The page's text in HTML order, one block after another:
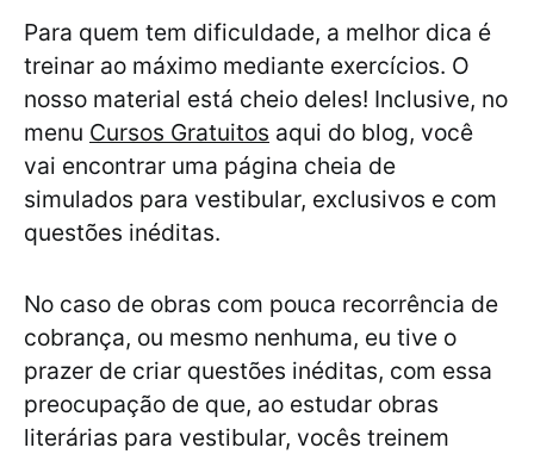
Para quem tem dificuldade, a melhor dica é
treinar ao máximo mediante exercícios. O
nosso material está cheio deles! Inclusive, no
menu Cursos Gratuitos aqui do blog, você
vai encontrar uma página cheia de
simulados para vestibular, exclusivos e com
questões inéditas.
No caso de obras com pouca recorrência de
cobrança, ou mesmo nenhuma, eu tive o
prazer de criar questões inéditas, com essa
preocupação de que, ao estudar obras
literárias para vestibular, vocês treinem